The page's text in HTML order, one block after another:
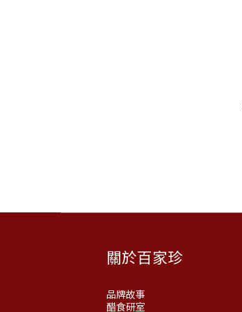
關於百家珍
品牌故事
醋食研室